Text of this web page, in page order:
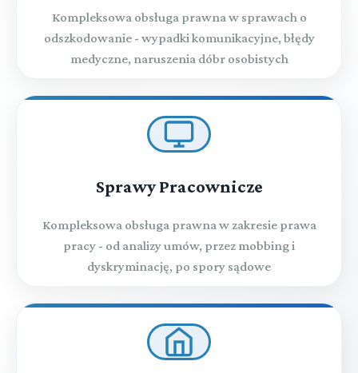
Kompleksowa obsługa prawna w sprawach o
odszkodowanie - wypadki komunikacyjne, błędy
medyczne, naruszenia dóbr osobistych
Sprawy Pracownicze
Kompleksowa obsługa prawna w zakresie prawa
pracy - od analizy umów, przez mobbing i
dyskryminację, po spory sądowe